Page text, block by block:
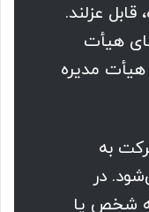
عزلند.
هیأت
هیأت مدیره
به
در
شخص یا